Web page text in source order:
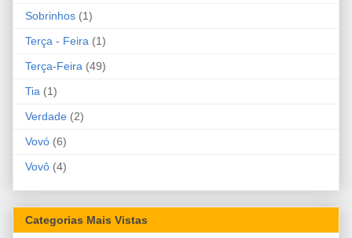
Sobrinhos (1)
Terça - Feira (1)
Terça-Feira (49)
Tia (1)
Verdade (2)
Vovó (6)
Vovô (4)
Categorias Mais Vistas